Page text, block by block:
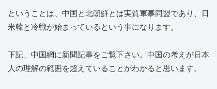
ということは、中国と北朝鮮とは実質軍事同盟であり、日
米韓と冷戦が始まっているという事になります。
下記、中国網に新聞記事をご覧下さい。中国の考えが日本
人の理解の範囲を超えていることがわかると思います。